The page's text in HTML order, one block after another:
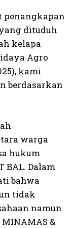
penangkapan
dituduh
kelapa
Agro
kami
berdasarkan
warga
hukum
BAL. Dalam
bahwa
tidak
namun
&